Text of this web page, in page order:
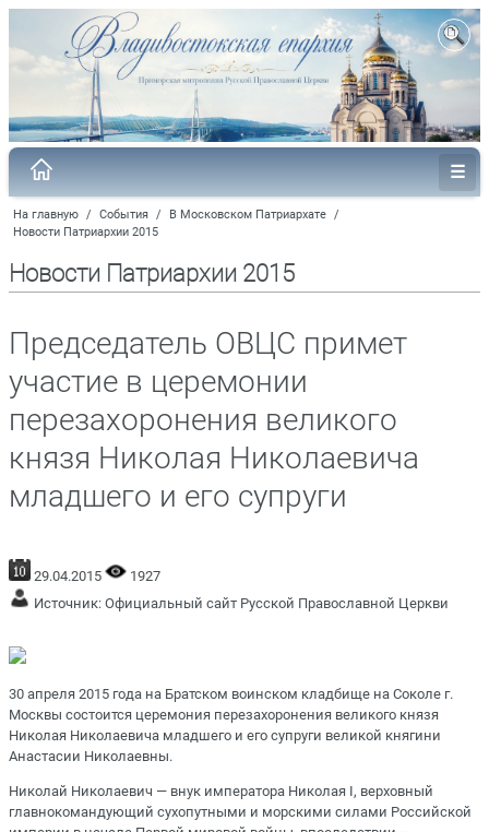
На главную / События / В Московском Патриархате /
Новости Патриархии 2015
Новости Патриархии 2015
Председатель ОВЦС примет
участие в церемонии
перезахоронения великого
князя Николая Николаевича
младшего и его супруги
29.04.2015
1927
Источник: Официальный сайт Русской Православной Церкви
30 апреля 2015 года на Братском воинском кладбище на Соколе г.
Москвы состоится церемония перезахоронения великого князя
Николая Николаевича младшего и его супруги великой княгини
Анастасии Николаевны.
Николай Николаевич — внук императора Николая I, верховный
главнокомандующий сухопутными и морскими силами Российской